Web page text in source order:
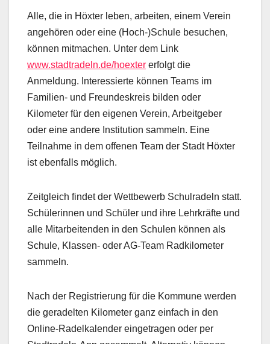
Alle, die in Höxter leben, arbeiten, einem Verein
angehören oder eine (Hoch-)Schule besuchen,
können mitmachen. Unter dem Link
www.stadtradeln.de/hoexter erfolgt die
Anmeldung. Interessierte können Teams im
Familien- und Freundeskreis bilden oder
Kilometer für den eigenen Verein, Arbeitgeber
oder eine andere Institution sammeln. Eine
Teilnahme in dem offenen Team der Stadt Höxter
ist ebenfalls möglich.
Zeitgleich findet der Wettbewerb Schulradeln statt.
Schülerinnen und Schüler und ihre Lehrkräfte und
alle Mitarbeitenden in den Schulen können als
Schule, Klassen- oder AG-Team Radkilometer
sammeln.
Nach der Registrierung für die Kommune werden
die geradelten Kilometer ganz einfach in den
Online-Radelkalender eingetragen oder per